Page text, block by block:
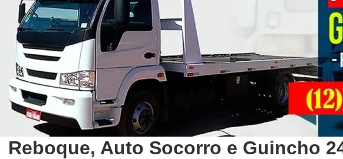
Reboque, Auto Socorro e Guincho